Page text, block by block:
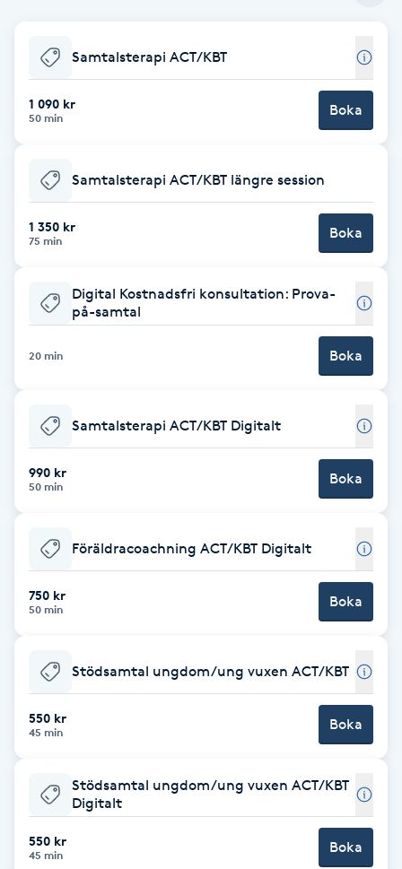
Balayage
Barber
Barnklippning
Bottenfärg
Brynformning
Brynfärgning
Color correction
Cryoterapi
Samtalsterapi ACT/KBT
1 090 kr
50 min Boka
Samtalsterapi ACT/KBT längre session
1 350 kr
75 min Boka
Digital Kostnadsfri konsultation: Prova-
på-samtal
20 min Boka
Samtalsterapi ACT/KBT Digitalt
990 kr
50 min Boka
Föräldracoachning ACT/KBT Digitalt
750 kr
50 min Boka
Stödsamtal ungdom/ung vuxen ACT/KBT
550 kr
45 min Boka
Stödsamtal ungdom/ung vuxen ACT/KBT
Digitalt
550 kr
45 min Boka